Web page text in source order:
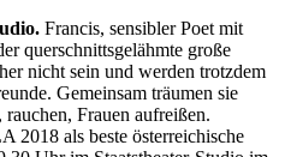
Francis, sensibler Poet mit
querschnittsgelähmte große
nicht sein und werden trotzdem
Gemeinsam träumen sie
Frauen aufreißen.
2018 als beste österreichische